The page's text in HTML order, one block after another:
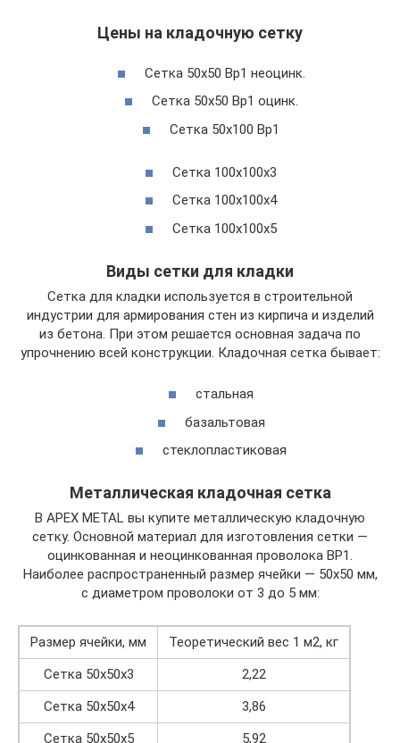
Цены на кладочную сетку
Сетка 50х50 Вр1 неоцинк.
Сетка 50х50 Вр1 оцинк.
Сетка 50х100 Вр1
Сетка 100х100х3
Сетка 100х100х4
Сетка 100х100х5
Виды сетки для кладки
Сетка для кладки используется в строительной
индустрии для армирования стен из кирпича и изделий
из бетона. При этом решается основная задача по
упрочнению всей конструкции. Кладочная сетка бывает:
стальная
базальтовая
стеклопластиковая
Металлическая кладочная сетка
В APEX METAL вы купите металлическую кладочную
сетку. Основной материал для изготовления сетки —
оцинкованная и неоцинкованная проволока ВР1.
Наиболее распространенный размер ячейки — 50х50 мм,
с диаметром проволоки от 3 до 5 мм:
Размер ячейки, мм
Теоретический вес 1 м2, кг
Сетка 50х50х3
2,22
Сетка 50х50х4
3,86
Сетка 50х50х5
5,92